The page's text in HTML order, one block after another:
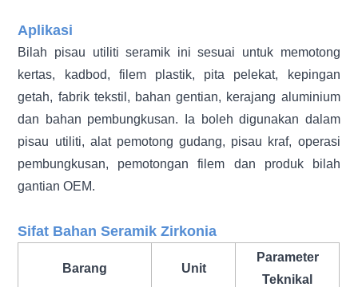
Aplikasi
Bilah pisau utiliti seramik ini sesuai untuk memotong
kertas, kadbod, filem plastik, pita pelekat, kepingan
getah, fabrik tekstil, bahan gentian, kerajang aluminium
dan bahan pembungkusan. Ia boleh digunakan dalam
pisau utiliti, alat pemotong gudang, pisau kraf, operasi
pembungkusan, pemotongan filem dan produk bilah
gantian OEM.
Sifat Bahan Seramik Zirkonia
Barang Unit
Parameter
Teknikal